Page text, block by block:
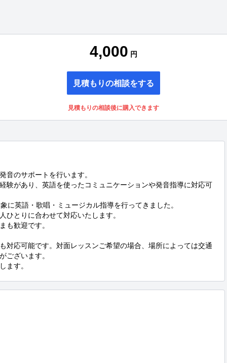
4,000 円
見積もりの相談をする
見積もりの相談後に購入できます
音のサポートを行います。
験があり、英語を使ったコミュニケーションや発音指導に対応可
に英語・歌唱・ミュージカル指導を行ってきました。
ひとりに合わせて対応いたします。
も歓迎です。
対応可能です。対面レッスンご希望の場合、場所によっては交通
ございます。
ます。